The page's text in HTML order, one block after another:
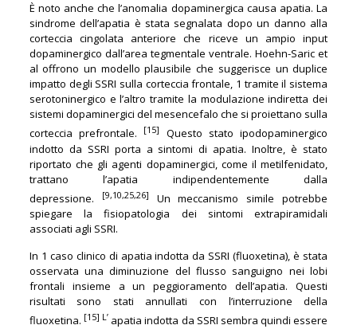
È noto anche che l’anomalia dopaminergica causa apatia. La
sindrome dell’apatia è stata segnalata dopo un danno alla
corteccia cingolata anteriore che riceve un ampio input
dopaminergico dall’area tegmentale ventrale. Hoehn-Saric et
al offrono un modello plausibile che suggerisce un duplice
impatto degli SSRI sulla corteccia frontale, 1 tramite il sistema
serotoninergico e l’altro tramite la modulazione indiretta dei
sistemi dopaminergici del mesencefalo che si proiettano sulla
corteccia prefrontale.
[15]
Questo stato ipodopaminergico
indotto da SSRI porta a sintomi di apatia. Inoltre, è stato
riportato che gli agenti dopaminergici, come il metilfenidato,
trattano l’apatia indipendentemente dalla
depressione.
[9,10,25,26]
Un meccanismo simile potrebbe
spiegare la fisiopatologia dei sintomi extrapiramidali
associati agli SSRI.
In 1 caso clinico di apatia indotta da SSRI (fluoxetina), è stata
osservata una diminuzione del flusso sanguigno nei lobi
frontali insieme a un peggioramento dell’apatia. Questi
risultati sono stati annullati con l’interruzione della
fluoxetina. [15] L’ apatia indotta da SSRI sembra quindi essere